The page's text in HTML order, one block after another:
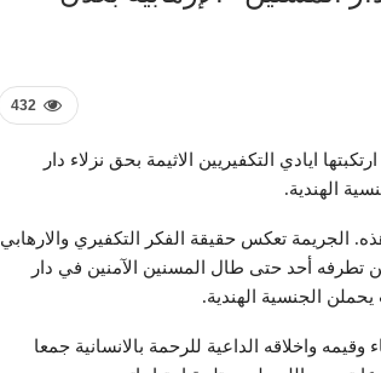
432
ايادي التكفيريين الاثيمة بحق نزلاء دار
الجريمة تعكس حقيقة الفكر التكفيري والارهابي
تطرفه أحد حتى طال المسنين الآمنين في دار
الجنسية الهندية.
واخلاقه الداعية للرحمة بالانسانية جمعا